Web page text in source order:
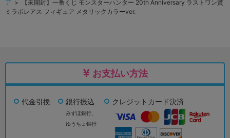
ア > 【未開封】一番くじ モンスターハンター 20th Anniversary ラストワン賞
ミラボレアス フィギュア メタリックカラーver.
お支払い方法
代金引換 銀行振込
みずほ銀行、
ゆうちょ銀行
クレジットカード決済